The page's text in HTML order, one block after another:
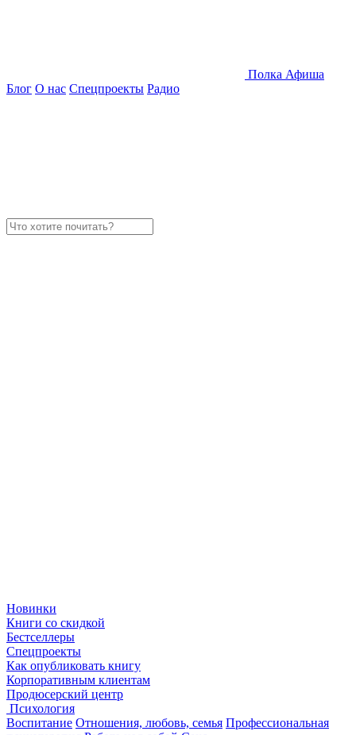
Полка Афиша
Блог О нас Спецпроекты Радио
Новинки
Книги со скидкой
Бестселлеры
Спецпроекты
Как опубликовать книгу
Корпоративным клиентам
Продюсерский центр
Психология
Воспитание Отношения, любовь, семья Профессиональная